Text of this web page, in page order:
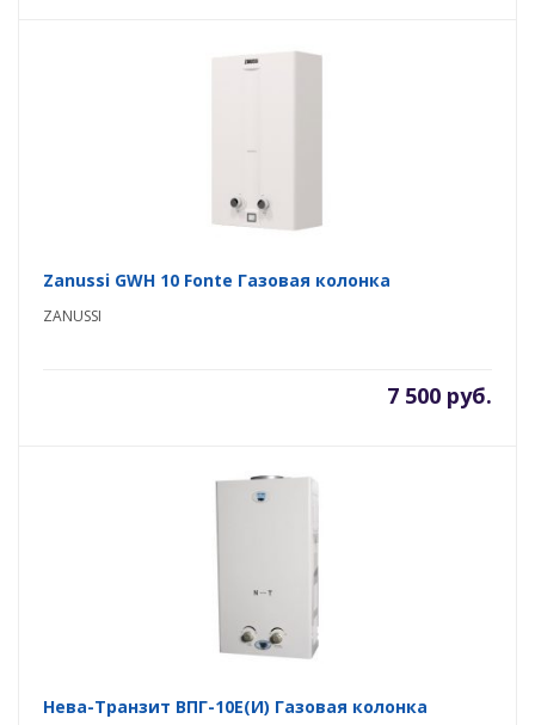
Zanussi GWH 10 Fonte Газовая колонка
ZANUSSI
7 500 руб.
Нева-Транзит ВПГ-10E(И) Газовая колонка